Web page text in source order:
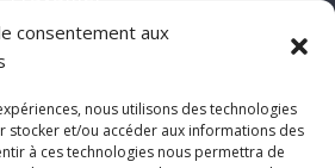
consentement aux
nous utilisons des technologies
stocker et/ou accéder aux informations des
à ces technologies nous permettra de
tu souhaites
n'hésite
à nous envoyer
chroniques de